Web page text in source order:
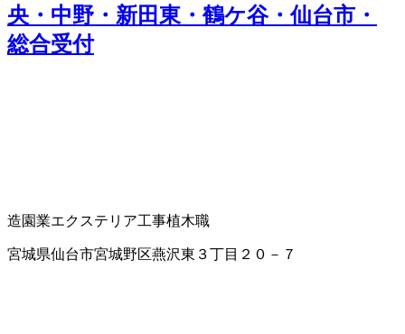
央・中野・新田東・鶴ケ谷・仙台市・
総合受付
造園業エクステリア工事植木職
宮城県仙台市宮城野区燕沢東３丁目２０－７